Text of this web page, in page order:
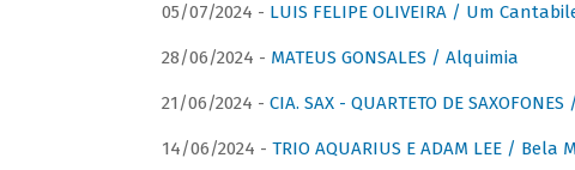
05/07/2024 - LUIS FELIPE OLIVEIRA / Um
28/06/2024 - MATEUS GONSALES / Alquimia
21/06/2024 - CIA. SAX - QUARTETO DE
14/06/2024 - TRIO AQUARIUS E ADAM LEE /